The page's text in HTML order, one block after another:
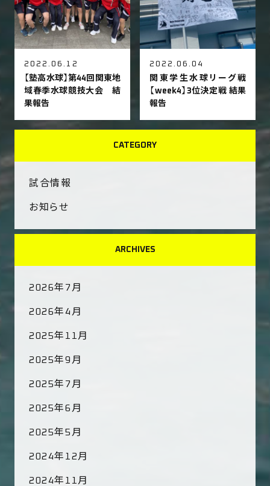
2022.06.12
【塾高水球】第44回関東地
域春季水球競技大会 結
果報告
2022.06.04
関東学生水球リーグ戦
【week4】3位決定戦 結果
報告
CATEGORY
試合情報
お知らせ
ARCHIVES
2026年7月
2026年4月
2025年11月
2025年9月
2025年7月
2025年6月
2025年5月
2024年12月
2024年11月